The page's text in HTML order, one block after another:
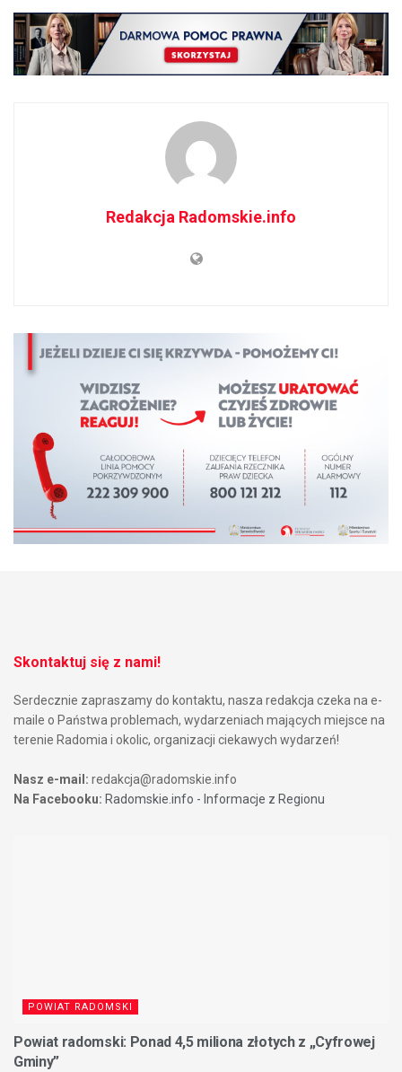
Redakcja Radomskie.info
Skontaktuj się z nami!
Serdecznie zapraszamy do kontaktu, nasza redakcja czeka na e-
maile o Państwa problemach, wydarzeniach mających miejsce na
terenie Radomia i okolic, organizacji ciekawych wydarzeń!
Nasz e-mail: redakcja@radomskie.info
Na Facebooku: Radomskie.info - Informacje z Regionu
POWIAT RADOMSKI
Powiat radomski: Ponad 4,5 miliona złotych z „Cyfrowej
Gminy”